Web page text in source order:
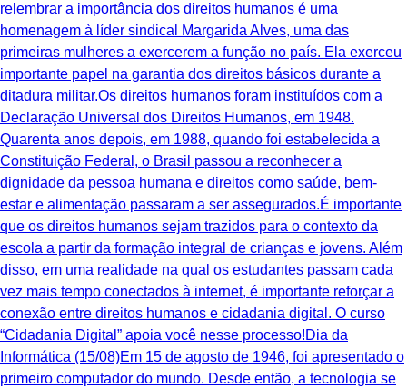
relembrar a importância dos direitos humanos é uma
homenagem à líder sindical Margarida Alves, uma das
primeiras mulheres a exercerem a função no país. Ela exerceu
importante papel na garantia dos direitos básicos durante a
ditadura militar.Os direitos humanos foram instituídos com a
Declaração Universal dos Direitos Humanos, em 1948.
Quarenta anos depois, em 1988, quando foi estabelecida a
Constituição Federal, o Brasil passou a reconhecer a
dignidade da pessoa humana e direitos como saúde, bem-
estar e alimentação passaram a ser assegurados.É importante
que os direitos humanos sejam trazidos para o contexto da
escola a partir da formação integral de crianças e jovens. Além
disso, em uma realidade na qual os estudantes passam cada
vez mais tempo conectados à internet, é importante reforçar a
conexão entre direitos humanos e cidadania digital. O curso
“Cidadania Digital” apoia você nesse processo!Dia da
Informática (15/08)Em 15 de agosto de 1946, foi apresentado o
primeiro computador do mundo. Desde então, a tecnologia se